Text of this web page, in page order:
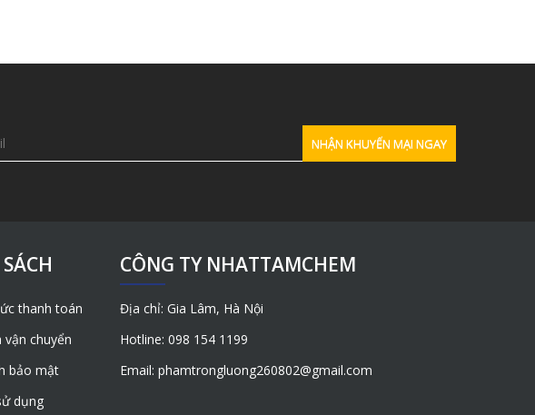
thanh toán
vận chuyển
bảo mật
dụng
CÔNG TY NHATTAMCHEM
Địa chỉ: Gia Lâm, Hà Nội
Hotline: 098 154 1199
Email: phamtrongluong260802@gmail.com